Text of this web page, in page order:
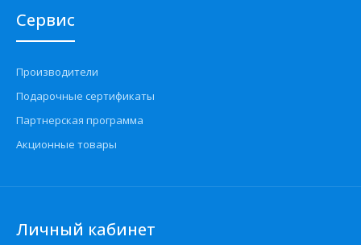
Сервис
Производители
Подарочные сертификаты
Партнерская программа
Акционные товары
Личный кабинет